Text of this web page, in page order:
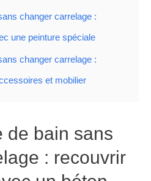
changer carrelage :
une peinture spéciale
changer carrelage :
et mobilier
de bain sans
: recouvrir